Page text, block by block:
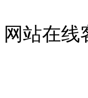
网站在线